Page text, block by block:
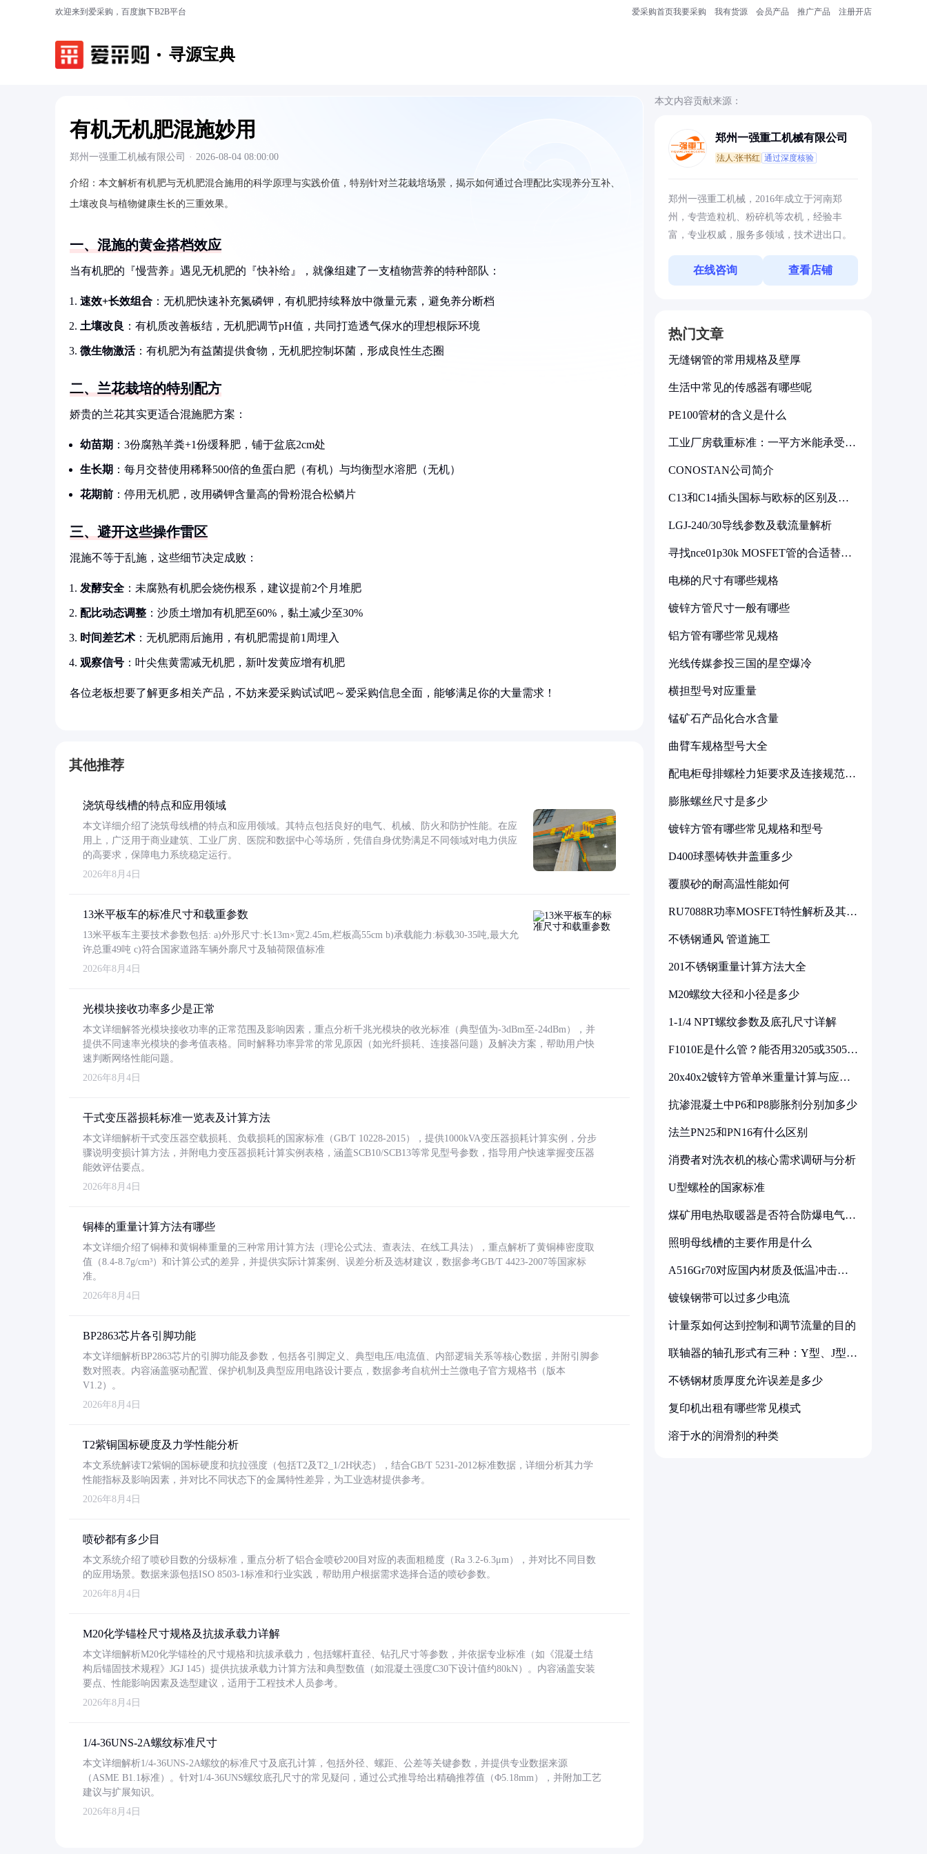
欢迎来到爱采购，百度旗下B2B平台 爱采购首页我要采购 我有货源 会员产品 推广产品 注册开店
寻源宝典
有机无机肥混施妙用
郑州一强重工机械有限公司 · 2026-08-04 08:00:00
介绍： 本文解析有机肥与无机肥混合施用的科学原理与实践价值，特别针对兰花栽培场景，揭示如何通过合理配比实现养分互补、
土壤改良与植物健康生长的三重效果。
一、混施的黄金搭档效应
当有机肥的『慢营养』遇见无机肥的『快补给』，就像组建了一支植物营养的特种部队：
速效+长效组合 ：无机肥快速补充氮磷钾，有机肥持续释放中微量元素，避免养分断档
土壤改良 ：有机质改善板结，无机肥调节pH值，共同打造透气保水的理想根际环境
微生物激活：有机肥为有益菌提供食物，无机肥控制坏菌，形成良性生态圈
二、兰花栽培的特别配方
娇贵的兰花其实更适合混施肥方案：
幼苗期 ：3份腐熟羊粪+1份缓释肥，铺于盆底2cm处
生长期 ：每月交替使用稀释500倍的鱼蛋白肥（有机）与均衡型水溶肥（无机）
花期前 ：停用无机肥，改用磷钾含量高的骨粉混合松鳞片
三、避开这些操作雷区
混施不等于乱施，这些细节决定成败：
发酵安全 ：未腐熟有机肥会烧伤根系，建议提前2个月堆肥
配比动态调整 ：沙质土增加有机肥至60%，黏土减少至30%
时间差艺术 ：无机肥雨后施用，有机肥需提前1周埋入
观察信号 ：叶尖焦黄需减无机肥，新叶发黄应增有机肥
各位老板想要了解更多相关产品，不妨来爱采购试试吧～爱采购信息全面，能够满足你的大量需求！
其他推荐
浇筑母线槽的特点和应用领域
本文详细介绍了浇筑母线槽的特点和应用领域。其特点包括良好的电气、机械、防火和防护性能。在应
用上，广泛用于商业建筑、工业厂房、医院和数据中心等场所，凭借自身优势满足不同领域对电力供应
的高要求，保障电力系统稳定运行。
2026年8月4日
13米平板车的标准尺寸和载重参数
13米平板车主要技术参数包括: a)外形尺寸:长13m×宽2.45m,栏板高55cm b)承载能力:标载30-35吨,最大允
许总重49吨 c)符合国家道路车辆外廓尺寸及轴荷限值标准
2026年8月4日
光模块接收功率多少是正常
本文详细解答光模块接收功率的正常范围及影响因素，重点分析千兆光模块的收光标准（典型值为-3dBm至-24dBm），并
提供不同速率光模块的参考值表格。同时解释功率异常的常见原因（如光纤损耗、连接器问题）及解决方案，帮助用户快
速判断网络性能问题。
2026年8月4日
干式变压器损耗标准一览表及计算方法
本文详细解析干式变压器空载损耗、负载损耗的国家标准（GB/T 10228-2015），提供1000kVA变压器损耗计算实例，分步
骤说明变损计算方法，并附电力变压器损耗计算实例表格，涵盖SCB10/SCB13等常见型号参数，指导用户快速掌握变压器
能效评估要点。
2026年8月4日
铜棒的重量计算方法有哪些
本文详细介绍了铜棒和黄铜棒重量的三种常用计算方法（理论公式法、查表法、在线工具法），重点解析了黄铜棒密度取
值（8.4-8.7g/cm³）和计算公式的差异，并提供实际计算案例、误差分析及选材建议，数据参考GB/T 4423-2007等国家标
准。
2026年8月4日
BP2863芯片各引脚功能
本文详细解析BP2863芯片的引脚功能及参数，包括各引脚定义、典型电压/电流值、内部逻辑关系等核心数据，并附引脚参
数对照表。内容涵盖驱动配置、保护机制及典型应用电路设计要点，数据参考自杭州士兰微电子官方规格书（版本
V1.2）。
2026年8月4日
T2紫铜国标硬度及力学性能分析
本文系统解读T2紫铜的国标硬度和抗拉强度（包括T2及T2_1/2H状态），结合GB/T 5231-2012标准数据，详细分析其力学
性能指标及影响因素，并对比不同状态下的金属特性差异，为工业选材提供参考。
2026年8月4日
喷砂都有多少目
本文系统介绍了喷砂目数的分级标准，重点分析了铝合金喷砂200目对应的表面粗糙度（Ra 3.2-6.3μm），并对比不同目数
的应用场景。数据来源包括ISO 8503-1标准和行业实践，帮助用户根据需求选择合适的喷砂参数。
2026年8月4日
M20化学锚栓尺寸规格及抗拔承载力详解
本文详细解析M20化学锚栓的尺寸规格和抗拔承载力，包括螺杆直径、钻孔尺寸等参数，并依据专业标准（如《混凝土结
构后锚固技术规程》JGJ 145）提供抗拔承载力计算方法和典型数值（如混凝土强度C30下设计值约80kN）。内容涵盖安装
要点、性能影响因素及选型建议，适用于工程技术人员参考。
2026年8月4日
1/4-36UNS-2A螺纹标准尺寸
本文详细解析1/4-36UNS-2A螺纹的标准尺寸及底孔计算，包括外径、螺距、公差等关键参数，并提供专业数据来源
（ASME B1.1标准）。针对1/4-36UNS螺纹底孔尺寸的常见疑问，通过公式推导给出精确推荐值（Φ5.18mm），并附加工艺
建议与扩展知识。
2026年8月4日
本文内容贡献来源：
郑州一强重工机械有限公司
法人:张书红 通过深度核验
郑州一强重工机械，2016年成立于河南郑
州，专营造粒机、粉碎机等农机，经验丰
富，专业权威，服务多领域，技术进出口。
在线咨询 查看店铺
热门文章
无缝钢管的常用规格及壁厚
生活中常见的传感器有哪些呢
PE100管材的含义是什么
工业厂房载重标准：一平方米能承受多
CONOSTAN公司简介
C13和C14插头国标与欧标的区别及其
LGJ-240/30导线参数及载流量解析
寻找nce01p30k MOSFET管的合适替代
电梯的尺寸有哪些规格
镀锌方管尺寸一般有哪些
铝方管有哪些常见规格
光线传媒参投三国的星空爆冷
横担型号对应重量
锰矿石产品化合水含量
曲臂车规格型号大全
配电柜母排螺栓力矩要求及连接规范详
膨胀螺丝尺寸是多少
镀锌方管有哪些常见规格和型号
D400球墨铸铁井盖重多少
覆膜砂的耐高温性能如何
RU7088R功率MOSFET特性解析及其在
不锈钢通风 管道施工
201不锈钢重量计算方法大全
M20螺纹大径和小径是多少
1-1/4 NPT螺纹参数及底孔尺寸详解
F1010E是什么管？能否用3205或3505代
20x40x2镀锌方管单米重量计算与应用
抗渗混凝土中P6和P8膨胀剂分别加多少
法兰PN25和PN16有什么区别
消费者对洗衣机的核心需求调研与分析
U型螺栓的国家标准
煤矿用电热取暖器是否符合防爆电气设
照明母线槽的主要作用是什么
A516Gr70对应国内材质及低温冲击要
镀镍钢带可以过多少电流
计量泵如何达到控制和调节流量的目的
联轴器的轴孔形式有三种：Y型、J型、
不锈钢材质厚度允许误差是多少
复印机出租有哪些常见模式
溶于水的润滑剂的种类